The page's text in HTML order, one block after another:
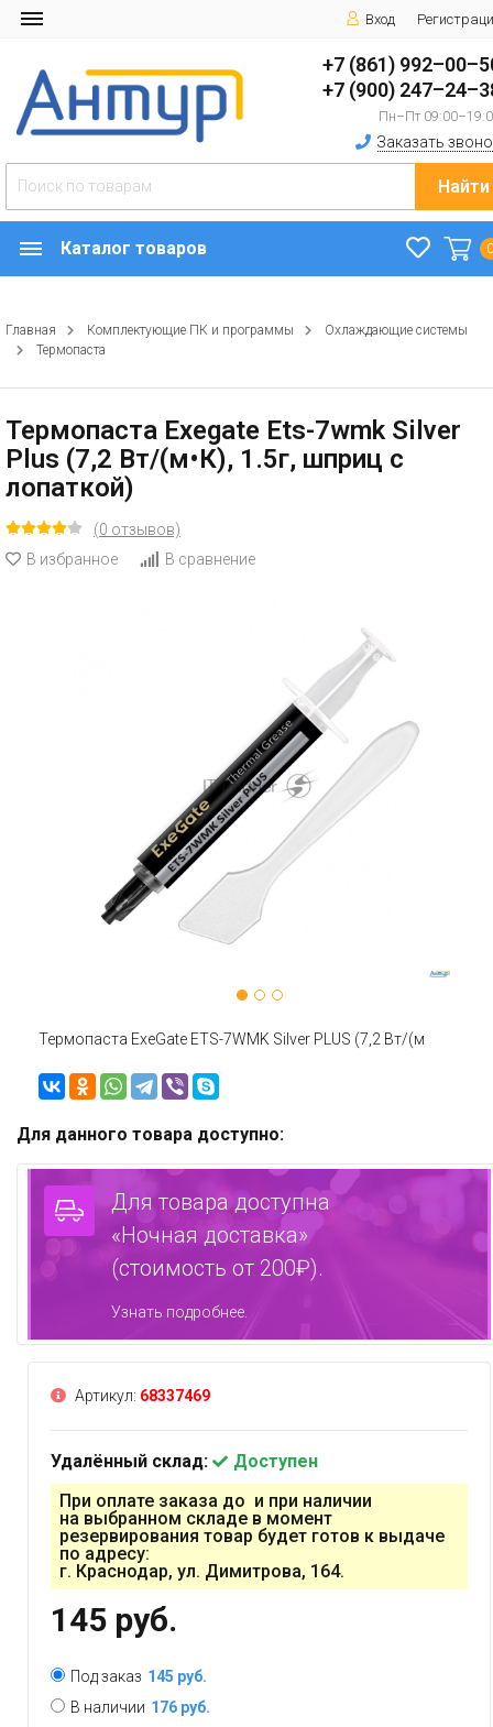
Вход
+7 (861)
+7 (900)
Пн–Пт
Заказать
Найти
Каталог товаров
Главная Комплектующие ПК и программы
Охлаждающие системы
Термопаста
Термопаста Exegate Ets-7wmk Silver
Plus (7,2 Вт/(м•К), 1.5г, шприц с
лопаткой)
(0 отзывов)
В избранное
В сравнение
Термопаста ExeGate ETS-7WMK Silver PLUS (7,2 Вт/(м
Для данного товара доступно:
Для товара доступна
«Ночная доставка»
(стоимость от 200₽).
Узнать подробнее.
Артикул: 68337469
Удалённый склад:
Доступен
При оплате заказа до и при наличии
на выбранном складе в момент
резервирования товар будет готов к выдаче
по адресу:
г. Краснодар, ул. Димитрова, 164.
145 руб.
Под заказ 145 руб.
В наличии 176 руб.